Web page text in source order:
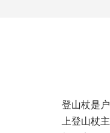
登山杖是
上登山杖